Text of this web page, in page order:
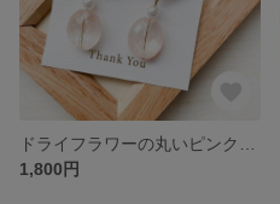
1,800円